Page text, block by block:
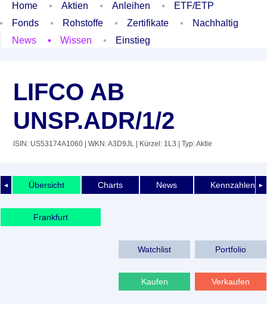
Home Aktien Anleihen
ETF/ETP
Fonds
Rohstoffe Zertifikate
Nachhaltig
News
Wissen Einstieg
LIFCO AB
UNSP.ADR/1/2
ISIN: US53174A1060 | WKN: A3D9JL | Kürzel: 1L3 | Typ: Aktie
◄ ►
Übersicht Charts News Kennzahlen
Frankfurt
Watchlist Portfolio
Kaufen Verkaufen